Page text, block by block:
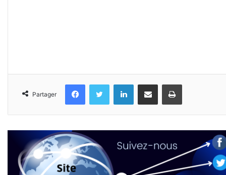
Partager
FacebookTwitter LinkedinPartager par email Imprimer